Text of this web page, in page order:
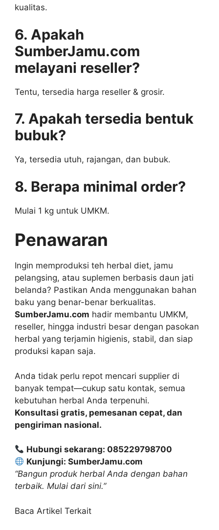
kualitas.
6. Apakah
SumberJamu.com
melayani reseller?
Tentu, tersedia harga reseller & grosir.
7. Apakah tersedia bentuk
bubuk?
Ya, tersedia utuh, rajangan, dan bubuk.
8. Berapa minimal order?
Mulai 1 kg untuk UMKM.
Penawaran
Ingin memproduksi teh herbal diet, jamu
pelangsing, atau suplemen berbasis daun jati
belanda? Pastikan Anda menggunakan bahan
baku yang benar-benar berkualitas.
SumberJamu.com hadir membantu UMKM,
reseller, hingga industri besar dengan pasokan
herbal yang terjamin higienis, stabil, dan siap
produksi kapan saja.
Anda tidak perlu repot mencari supplier di
banyak tempat—cukup satu kontak, semua
kebutuhan herbal Anda terpenuhi.
Konsultasi gratis, pemesanan cepat, dan
pengiriman nasional.
Hubungi sekarang: 085229798700
Kunjungi: SumberJamu.com
“Bangun produk herbal Anda dengan bahan
terbaik. Mulai dari sini.”
Baca Artikel Terkait